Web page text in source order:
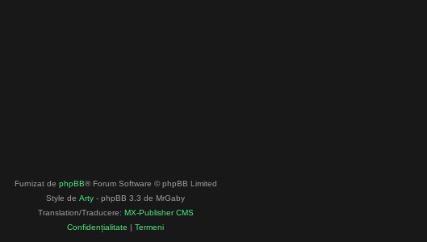
Furnizat de phpBB® Forum Software © phpBB Limited
Style de Arty - phpBB 3.3 de MrGaby
Translation/Traducere: MX-Publisher CMS
Confidențialitate | Termeni